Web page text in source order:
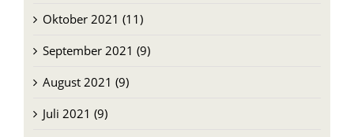
Oktober 2021 (11)
September 2021 (9)
August 2021 (9)
Juli 2021 (9)